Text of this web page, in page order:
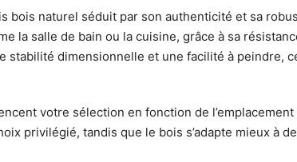
naturel séduit par son authenticité et sa
salle de bain ou la cuisine, grâce à sa
dimensionnelle et une facilité à peindre,
votre sélection en fonction de
privilégié, tandis que le bois s’adapte mieux à